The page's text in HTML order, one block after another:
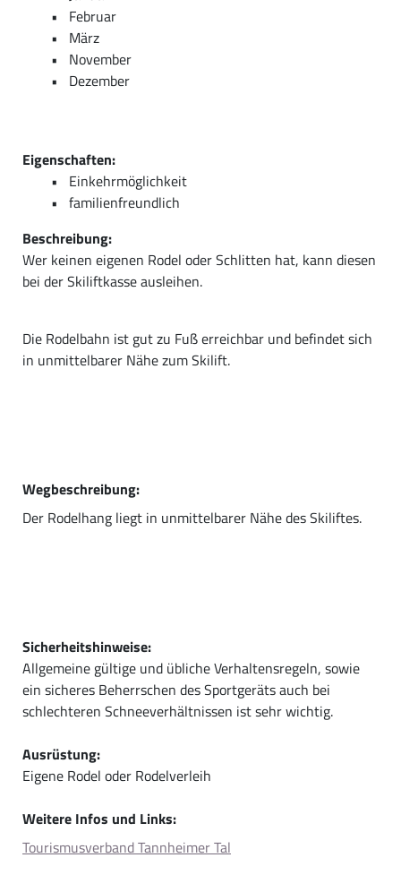
Februar
März
November
Dezember
Eigenschaften:
Einkehrmöglichkeit
familienfreundlich
Beschreibung:
Wer keinen eigenen Rodel oder Schlitten hat, kann diesen
bei der Skiliftkasse ausleihen.
Die Rodelbahn ist gut zu Fuß erreichbar und befindet sich
in unmittelbarer Nähe zum Skilift.
Wegbeschreibung:
Der Rodelhang liegt in unmittelbarer Nähe des Skiliftes.
Sicherheitshinweise:
Allgemeine gültige und übliche Verhaltensregeln, sowie
ein sicheres Beherrschen des Sportgeräts auch bei
schlechteren Schneeverhältnissen ist sehr wichtig.
Ausrüstung:
Eigene Rodel oder Rodelverleih
Weitere Infos und Links:
Tourismusverband Tannheimer Tal